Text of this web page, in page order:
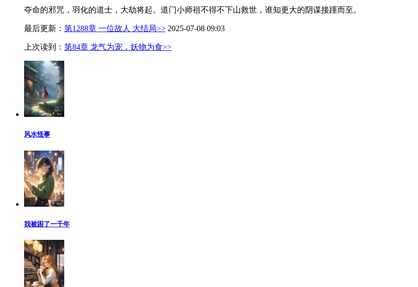
夺命的邪咒，羽化的道士，大劫将起。道门小师祖不得不下山救世，谁知更大的阴谋接踵而至。
最后更新： 第1288章 一位故人 大结局>> 2025-07-08 09:03
上次读到： 第84章 龙气为宠，妖物为食>>
风水怪事
我被困了一千年